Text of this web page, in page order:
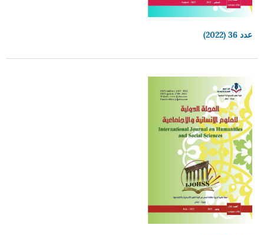
عدد 36 (2022)